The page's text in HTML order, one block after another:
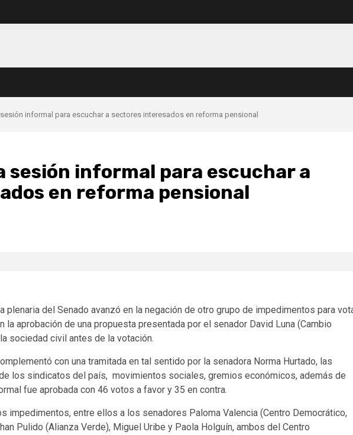
informal para escuchar a sectores interesados en reforma pensional
sesión informal para escuchar a
en reforma pensional
del Senado avanzó en la negación de otro grupo de impedimentos para
la aprobación de una propuesta presentada por el senador David Luna (Cambio
sociedad civil antes de la votación.
con una tramitada en tal sentido por la senadora Norma Hurtado, las
los sindicatos del país, movimientos sociales, gremios económicos, además de
fue aprobada con 46 votos a favor y 35 en contra.
impedimentos, entre ellos a los senadores Paloma Valencia (Centro Democrático,
Pulido (Alianza Verde), Miguel Uribe y Paola Holguín, ambos del Centro